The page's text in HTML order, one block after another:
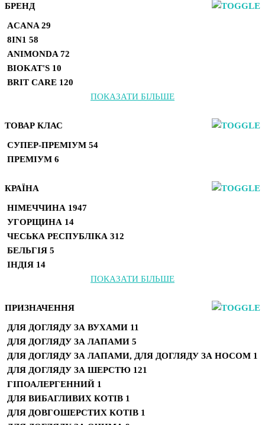
БРЕНД
ACANA 29
8IN1 58
ANIMONDA 72
BIOKAT'S 10
BRIT CARE 120
ПОКАЗАТИ БІЛЬШЕ
ТОВАР КЛАС
СУПЕР-ПРЕМІУМ 54
ПРЕМІУМ 6
КРАЇНА
НІМЕЧЧИНА 1947
УГОРЩИНА 14
ЧЕСЬКА РЕСПУБЛІКА 312
БЕЛЬГІЯ 5
ІНДІЯ 14
ПОКАЗАТИ БІЛЬШЕ
ПРИЗНАЧЕННЯ
ДЛЯ ДОГЛЯДУ ЗА ВУХАМИ 11
ДЛЯ ДОГЛЯДУ ЗА ЛАПАМИ 5
ДЛЯ ДОГЛЯДУ ЗА ЛАПАМИ, ДЛЯ ДОГЛЯДУ ЗА НОСОМ 1
ДЛЯ ДОГЛЯДУ ЗА ШЕРСТЮ 121
ГІПОАЛЕРГЕННИЙ 1
ДЛЯ ВИБАГЛИВИХ КОТІВ 1
ДЛЯ ДОВГОШЕРСТИХ КОТІВ 1